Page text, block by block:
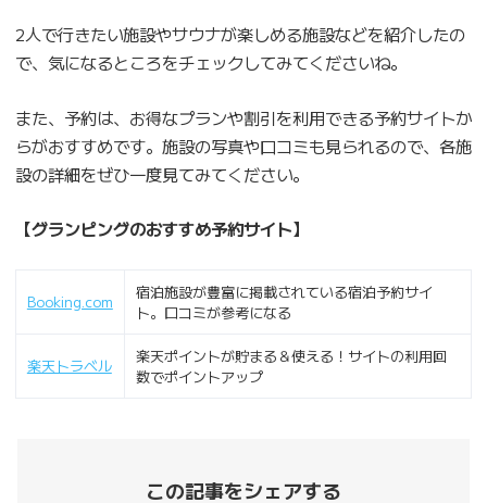
2人で行きたい施設やサウナが楽しめる施設などを紹介したの
で、気になるところをチェックしてみてくださいね。
また、予約は、お得なプランや割引を利用できる予約サイトか
らがおすすめです。施設の写真や口コミも見られるので、各施
設の詳細をぜひ一度見てみてください。
【グランピングのおすすめ予約サイト】
Booking.com
宿泊施設が豊富に掲載されている宿泊予約サイ
ト。口コミが参考になる
楽天トラベル
楽天ポイントが貯まる＆使える！サイトの利用回
数でポイントアップ
この記事をシェアする